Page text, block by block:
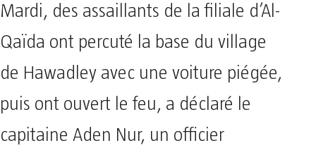
Mardi, des assaillants de la filiale d’Al-
Qaïda ont percuté la base du village
de Hawadley avec une voiture piégée,
puis ont ouvert le feu, a déclaré le
capitaine Aden Nur, un officier